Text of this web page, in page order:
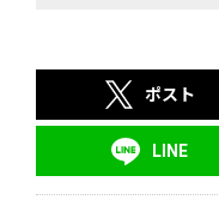
ポスト
LINE